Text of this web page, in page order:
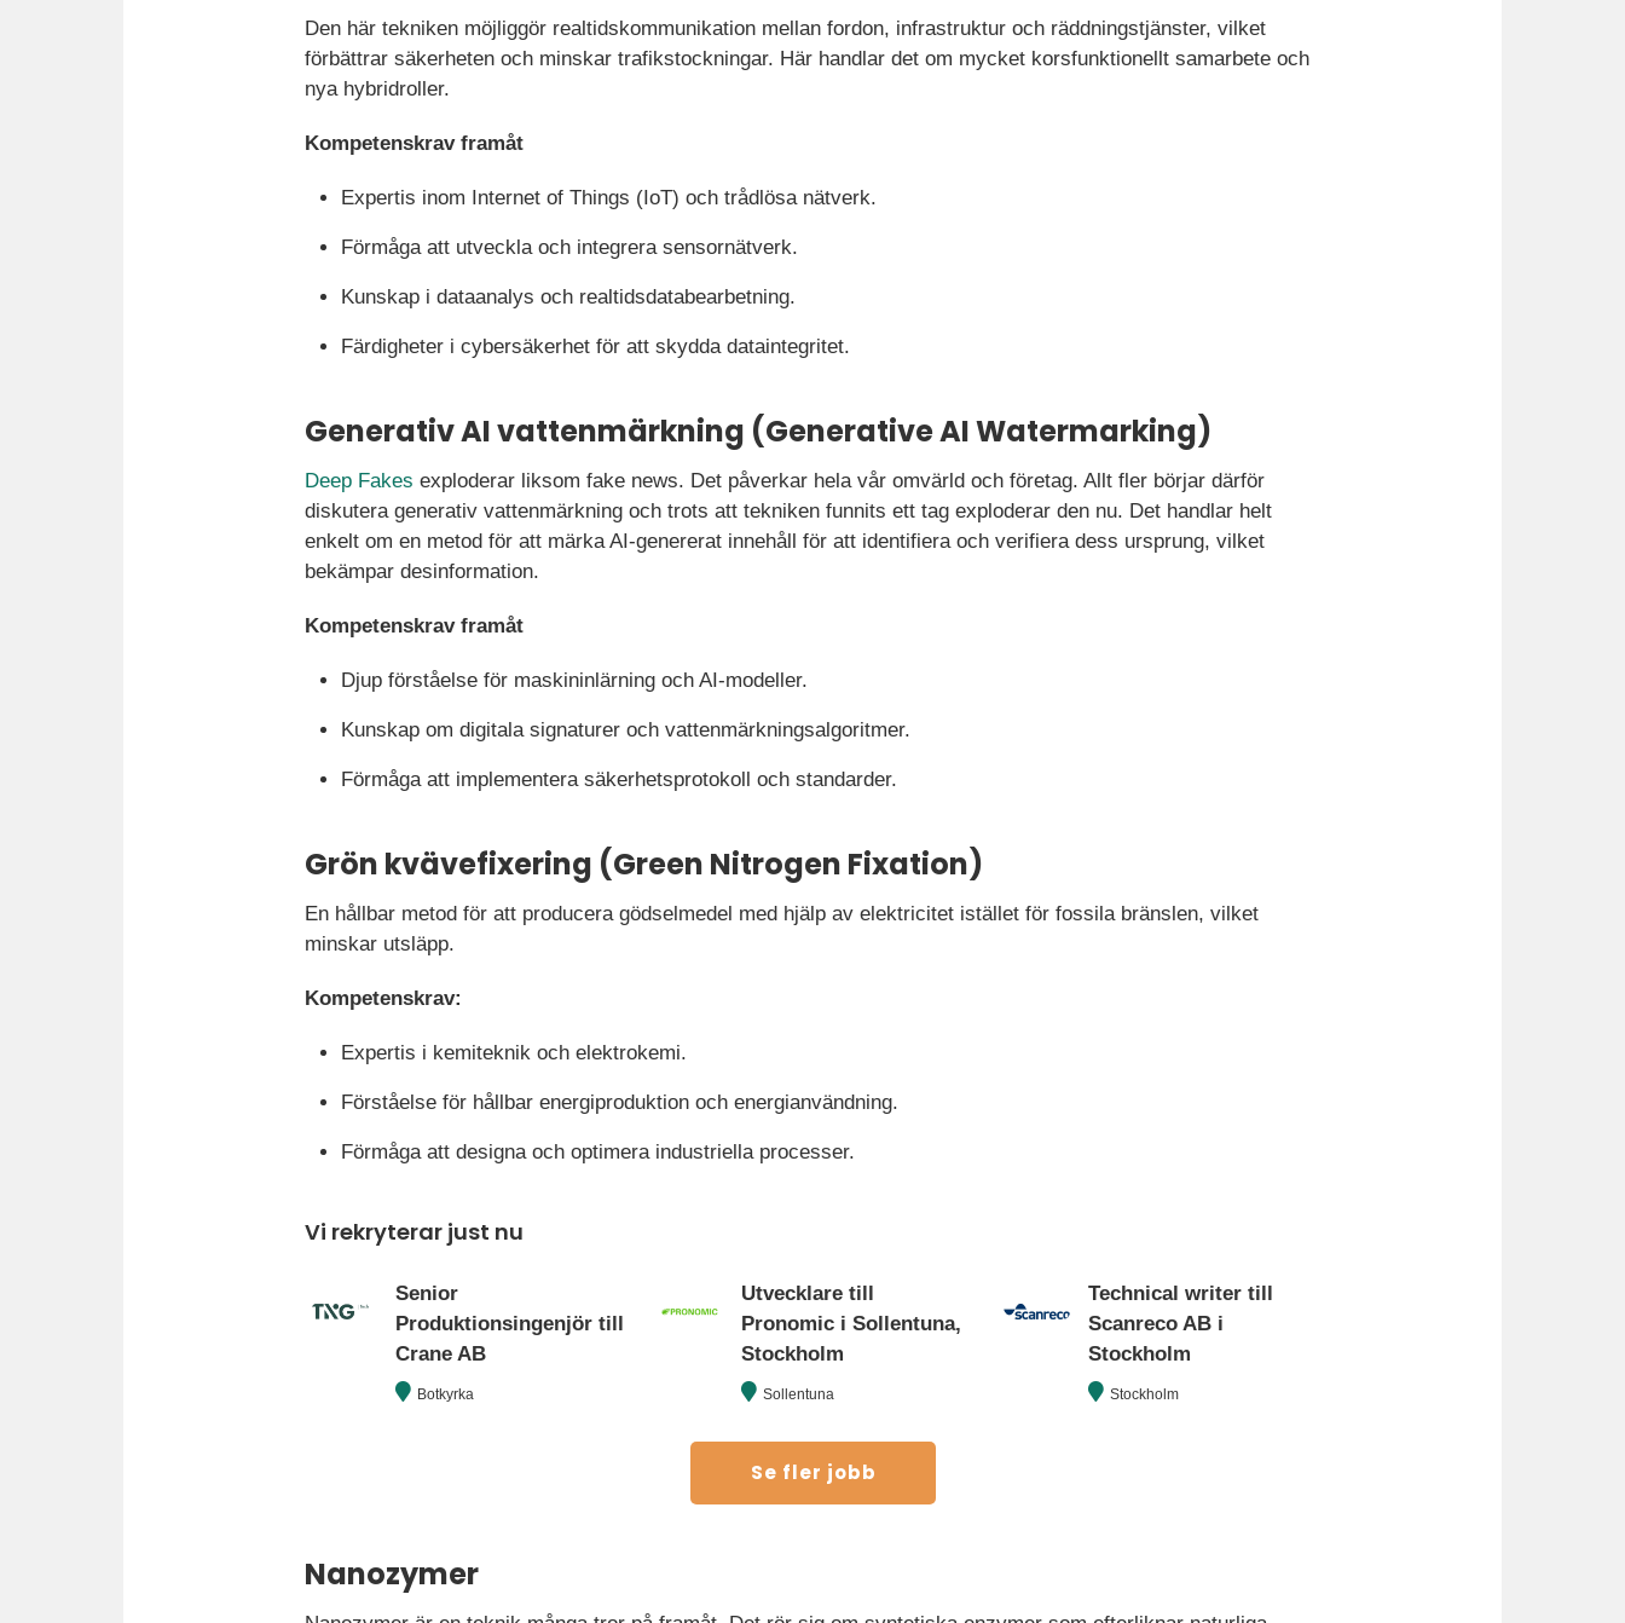
Den här tekniken möjliggör realtidskommunikation mellan fordon, infrastruktur och räddningstjänster, vilket
förbättrar säkerheten och minskar trafikstockningar. Här handlar det om mycket korsfunktionellt samarbete och
nya hybridroller.
Kompetenskrav framåt
Expertis inom Internet of Things (IoT) och trådlösa nätverk.
Förmåga att utveckla och integrera sensornätverk.
Kunskap i dataanalys och realtidsdatabearbetning.
Färdigheter i cybersäkerhet för att skydda dataintegritet.
Generativ AI vattenmärkning (Generative AI Watermarking)
Deep Fakes exploderar liksom fake news. Det påverkar hela vår omvärld och företag. Allt fler börjar därför
diskutera generativ vattenmärkning och trots att tekniken funnits ett tag exploderar den nu. Det handlar helt
enkelt om en metod för att märka AI-genererat innehåll för att identifiera och verifiera dess ursprung, vilket
bekämpar desinformation.
Kompetenskrav framåt
Djup förståelse för maskininlärning och AI-modeller.
Kunskap om digitala signaturer och vattenmärkningsalgoritmer.
Förmåga att implementera säkerhetsprotokoll och standarder.
Grön kvävefixering (Green Nitrogen Fixation)
En hållbar metod för att producera gödselmedel med hjälp av elektricitet istället för fossila bränslen, vilket
minskar utsläpp.
Kompetenskrav:
Expertis i kemiteknik och elektrokemi.
Förståelse för hållbar energiproduktion och energianvändning.
Förmåga att designa och optimera industriella processer.
Vi rekryterar just nu
Senior
Produktionsingenjör till
Crane AB
Botkyrka
Utvecklare till
Pronomic i Sollentuna,
Stockholm
Sollentuna
Technical writer till
Scanreco AB i
Stockholm
Stockholm
Se fler jobb
Nanozymer